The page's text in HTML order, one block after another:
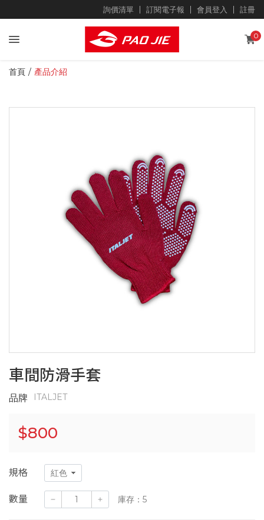
詢價清單 訂閱電子報 會員登入 註冊
0
首頁 產品介紹
車間防滑手套
品牌 ITALJET
$800
規格
數量 庫存：5